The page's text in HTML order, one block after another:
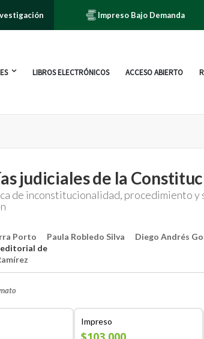
Impreso Bajo Demanda
LIBROS ELECTRÓNICOS ACCESO ABIERTO
judiciales de la
de inconstitucionalidad, procedimiento y
Porto
Paula Robledo Silva
Diego Andrés
de
Impreso